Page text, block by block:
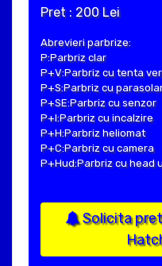
Pret : 200 Lei
Abrevieri parbrize:
P:Parbriz clar
P+V:Parbriz cu tenta
P+S:Parbriz cu
P+SE:Parbriz cu senzor
P+I:Parbriz cu incalzire
P+H:Parbriz heliomat
P+C:Parbriz cu camera
P+Hud:Parbriz cu head
Solicita pret